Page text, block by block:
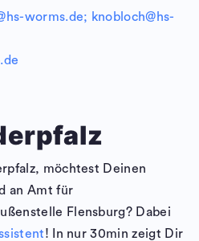
worms.de; knobloch@hs-
möchtest Deinen
an Amt für
Flensburg? Dabei
! In nur 30min zeigt Dir